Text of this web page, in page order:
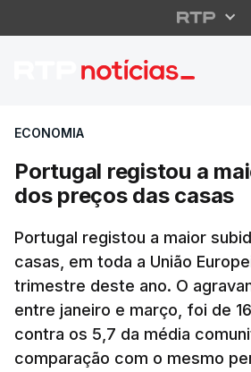
Portugal
ECONOMIA
Portugal registou a
dos preços das casas
Portugal registou a maior
casas, em toda a União
trimestre deste ano. O
entre janeiro e março, foi de
contra os 5,7 da média
comparação com o mesmo